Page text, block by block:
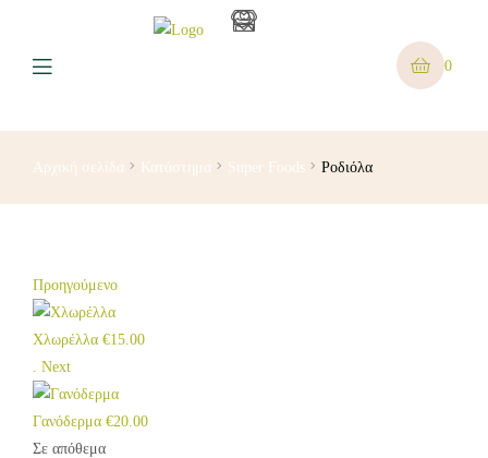
0
Αρχική σελίδα Κατάστημα Super Foods Ροδιόλα
Προηγούμενο
Χλωρέλλα €15.00
Next
Γανόδερμα €20.00
Σε απόθεμα